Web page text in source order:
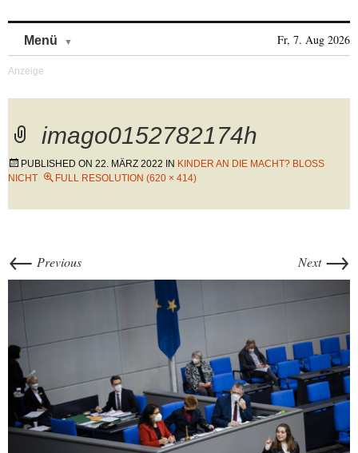
Menü Fr, 7. Aug 2026
imago0152782174h
PUBLISHED ON 22. MÄRZ 2022 IN KINDER AN DIE MACHT? BLOSS N
ICHT
FULL RESOLUTION (620 × 414)
← Previous Next →